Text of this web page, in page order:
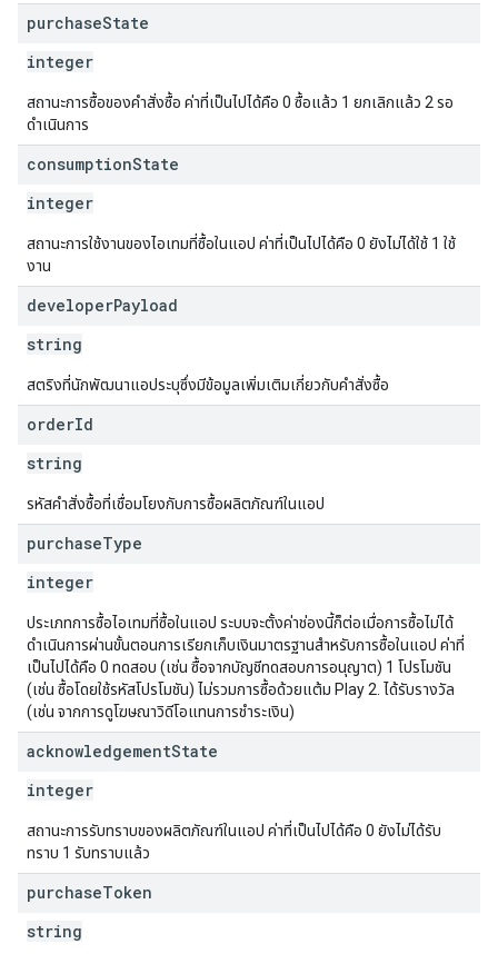
purchaseState
integer
สถานะการซื้อของคำสั่งซื้อ ค่าที่เป็นไปได้คือ 0 ซื้อแล้ว 1 ยกเลิกแล้ว 2 รอ
ดำเนินการ
consumptionState
integer
สถานะการใช้งานของไอเทมที่ซื้อในแอป ค่าที่เป็นไปได้คือ 0 ยังไม่ได้ใช้ 1 ใช้
งาน
developerPayload
string
สตริงที่นักพัฒนาแอประบุซึ่งมีข้อมูลเพิ่มเติมเกี่ยวกับคำสั่งซื้อ
orderId
string
รหัสคำสั่งซื้อที่เชื่อมโยงกับการซื้อผลิตภัณฑ์ในแอป
purchaseType
integer
ประเภทการซื้อไอเทมที่ซื้อในแอป ระบบจะตั้งค่าช่องนี้ก็ต่อเมื่อการซื้อไม่ได้
ดำเนินการผ่านขั้นตอนการเรียกเก็บเงินมาตรฐานสำหรับการซื้อในแอป ค่าที่
เป็นไปได้คือ 0 ทดสอบ (เช่น ซื้อจากบัญชีทดสอบการอนุญาต) 1 โปรโมชัน
(เช่น ซื้อโดยใช้รหัสโปรโมชัน) ไม่รวมการซื้อด้วยแต้ม Play 2. ได้รับรางวัล
(เช่น จากการดูโฆษณาวิดีโอแทนการชำระเงิน)
acknowledgementState
integer
สถานะการรับทราบของผลิตภัณฑ์ในแอป ค่าที่เป็นไปได้คือ 0 ยังไม่ได้รับ
ทราบ 1 รับทราบแล้ว
purchaseToken
string